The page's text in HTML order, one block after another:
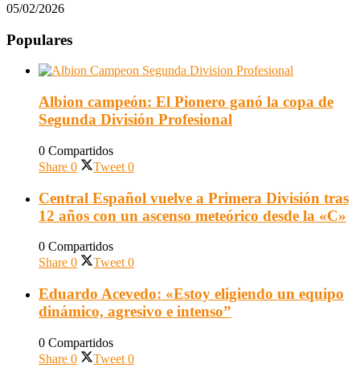
05/02/2026
Populares
Albion campeón: El Pionero ganó la copa de
Segunda División Profesional
0 Compartidos
Share 0 Tweet 0
Central Español vuelve a Primera División tras
12 años con un ascenso meteórico desde la «C»
0 Compartidos
Share 0 Tweet 0
Eduardo Acevedo: «Estoy eligiendo un equipo
dinámico, agresivo e intenso”
0 Compartidos
Share 0 Tweet 0